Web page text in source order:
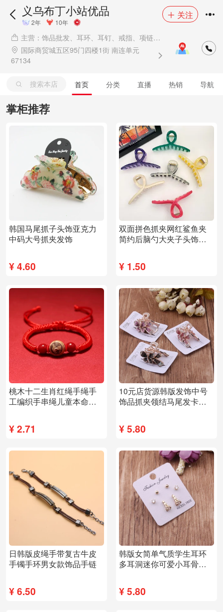
义乌布丁小站优品
2年 10年
关注
手镯、发圈、钥匙扣、弹簧夹、儿童发夹、胸
针、发簪、镜子、发箍、拖鞋、雨伞、毛绒发
娃、风扇
67134
搜索本店 首页 分类 直播 热销 导航
掌柜推荐
韩国马尾抓子头饰亚克力
中码大号抓夹发饰
¥4.60
双面拼色抓夹网红鲨鱼夹
简约后脑勺大夹子头饰发
¥ 1.50
桃木十二生肖红绳手绳手
工编织手串绳儿童本命年
¥2.71
10元店货源韩版发饰中号
饰品抓夹领结马尾发卡发
¥5.80
日韩版皮绳手带复古牛皮
手镯手环男女款饰品手链
¥6.50
韩版女简单气质学生耳环
多耳洞迷你可爱小耳骨钉
¥5.80